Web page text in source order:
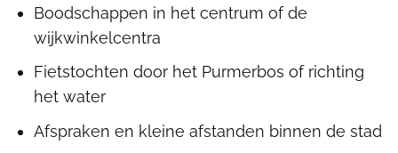
Boodschappen in het centrum of de
wijkwinkelcentra
Fietstochten door het Purmerbos of richting
het water
Afspraken en kleine afstanden binnen de stad